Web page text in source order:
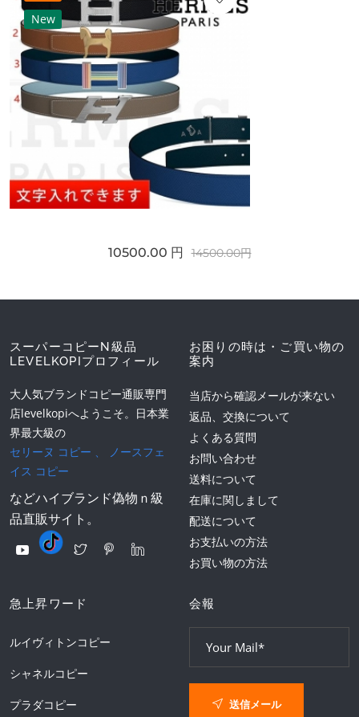
New
10500.00 円 14500.00円
スーパーコピーN級品
LEVELKOPIプロフィール
大人気ブランドコピー通販専門
店levelkopiへようこそ。日本業
界最大級の
セリーヌ コピー
ノースフェ
イス コピー
などハイブランド偽物ｎ級
品直販サイト。
お困りの時は・ご買い物の
案内
当店から確認メールが来ない
返品、交換について
よくある質問
お問い合わせ
送料について
在庫に関しまして
配送について
お支払いの方法
お買い物の方法
急上昇ワード
ルイヴィトンコピー
シャネルコピー
プラダコピー
会報
送信メール